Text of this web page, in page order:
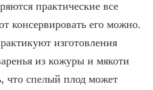
практические все
консервировать его можно.
изготовления
из кожуры и мякоти
что спелый плод может